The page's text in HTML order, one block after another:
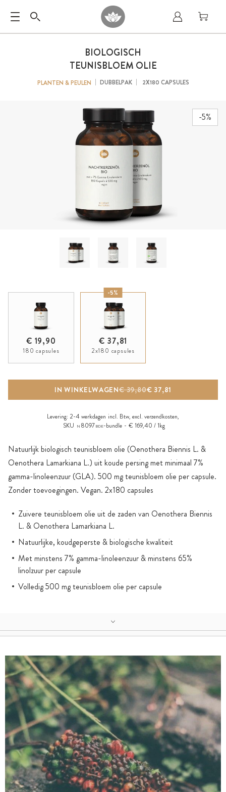
-5%
BIOLOGISCH
TEUNISBLOEM OLIE
PLANTEN & PEULEN DUBBELPAK 2X180 CAPSULES
Natuurlijk biologisch teunisbloem olie (Oenothera Biennis L. &
Oenothera Lamarkiana L.) uit koude persing met minimaal 7%
gamma-linoleenzuur (GLA). 500 mg teunisbloem olie per capsule.
Zonder toevoegingen. Vegan. 2x180 capsules
Zuivere teunisbloem olie uit de zaden van Oenothera Biennis
L. & Oenothera Lamarkiana L.
Natuurlijke, koudgeperste & biologische kwaliteit
Met minstens 7% gamma-linoleenzuur & minstens 65%
linolzuur per capsule
Volledig 500 mg teunisbloem olie per capsule
€ 19,90
180 capsules
-5%
€ 37,81
2x180 capsules
IN WINKELWAGEN € 37,81
€ 39,80
Levering: 2-4 werkdagen incl. Btw, excl. verzendkosten,
SKU
N 8097BDE-bundle € 169,40 / 1kg